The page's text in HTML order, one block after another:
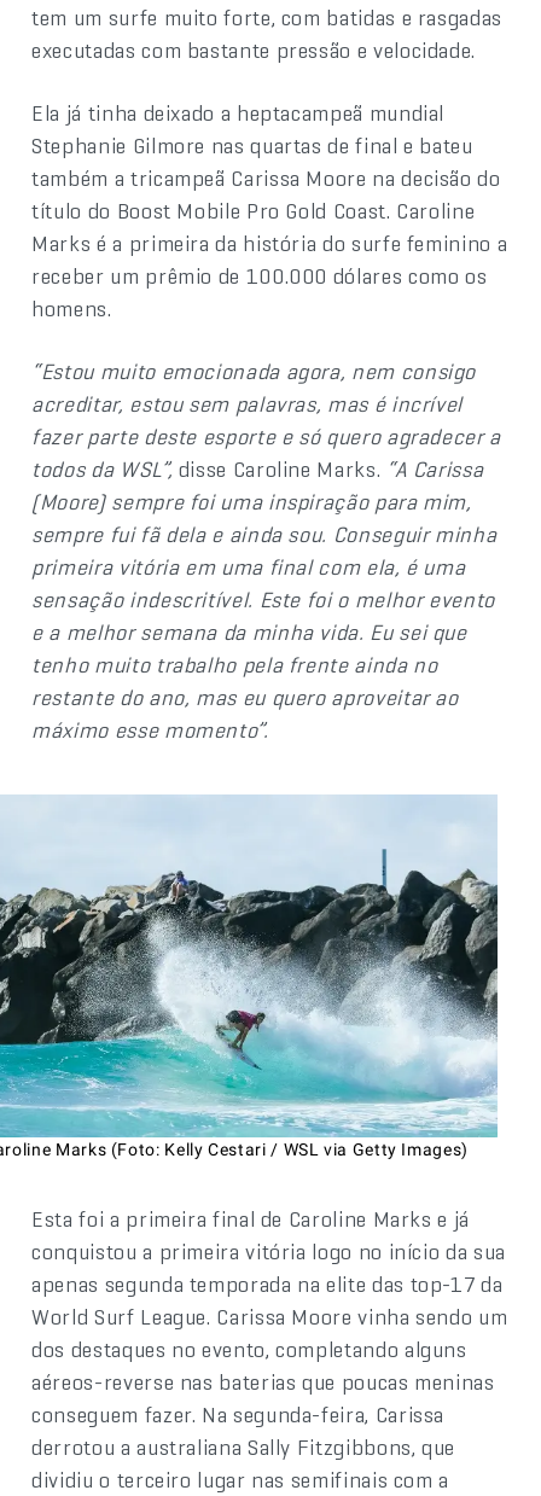
tem um surfe muito forte, com batidas e rasgadas
executadas com bastante pressão e velocidade.
Ela já tinha deixado a heptacampeã mundial
Stephanie Gilmore nas quartas de final e bateu
também a tricampeã Carissa Moore na decisão do
título do Boost Mobile Pro Gold Coast. Caroline
Marks é a primeira da história do surfe feminino a
receber um prêmio de 100.000 dólares como os
homens.
“Estou muito emocionada agora, nem consigo
acreditar, estou sem palavras, mas é incrível
fazer parte deste esporte e só quero agradecer a
todos da WSL”, disse Caroline Marks. “A Carissa
(Moore) sempre foi uma inspiração para mim,
sempre fui fã dela e ainda sou. Conseguir minha
primeira vitória em uma final com ela, é uma
sensação indescritível. Este foi o melhor evento
e a melhor semana da minha vida. Eu sei que
tenho muito trabalho pela frente ainda no
restante do ano, mas eu quero aproveitar ao
máximo esse momento”.
Marks (Foto: Kelly Cestari / WSL via Getty Images)
Esta foi a primeira final de Caroline Marks e já
conquistou a primeira vitória logo no início da sua
apenas segunda temporada na elite das top-17 da
World Surf League. Carissa Moore vinha sendo um
dos destaques no evento, completando alguns
aéreos-reverse nas baterias que poucas meninas
conseguem fazer. Na segunda-feira, Carissa
derrotou a australiana Sally Fitzgibbons, que
dividiu o terceiro lugar nas semifinais com a